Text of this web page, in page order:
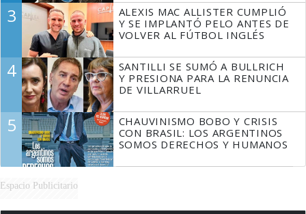
3
ALEXIS MAC ALLISTER CUMPLIÓ
Y SE IMPLANTÓ PELO ANTES DE
VOLVER AL FÚTBOL INGLÉS
4
SANTILLI SE SUMÓ A BULLRICH
Y PRESIONA PARA LA RENUNCIA
DE VILLARRUEL
5
CHAUVINISMO BOBO Y CRISIS
CON BRASIL: LOS ARGENTINOS
SOMOS DERECHOS Y HUMANOS
Espacio Publicitario